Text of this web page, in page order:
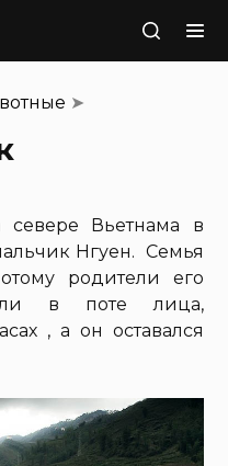
Поиск
➤
Вьетнама в
Нгуен. Семья
родители его
в поте лица,
, а он оставался